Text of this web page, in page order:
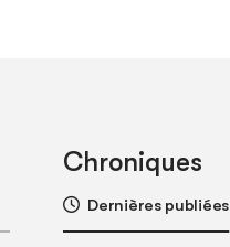
Chroniques
Dernières publiées